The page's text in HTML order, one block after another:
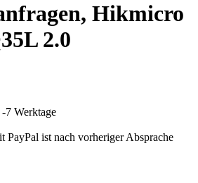
Hikmicro
2.0
-7 Werktage
PayPal ist nach vorheriger Absprache